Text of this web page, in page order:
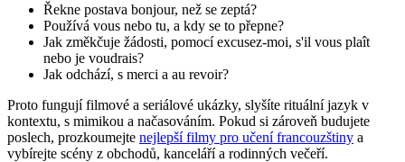
Řekne postava bonjour, než se zeptá?
Používá vous nebo tu, a kdy se to přepne?
Jak změkčuje žádosti, pomocí excusez-moi, s'il vous plaît
nebo je voudrais?
Jak odchází, s merci a au revoir?
Proto fungují filmové a seriálové ukázky, slyšíte rituální jazyk v
kontextu, s mimikou a načasováním. Pokud si zároveň budujete
poslech, prozkoumejte nejlepší filmy pro učení francouzštiny a
vybírejte scény z obchodů, kanceláří a rodinných večeří.